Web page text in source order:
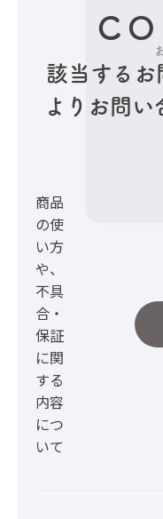
該当するお
より お問い
商品
の使
い方
や、
不具
合・
保証
に関
する
内容
につ
いて